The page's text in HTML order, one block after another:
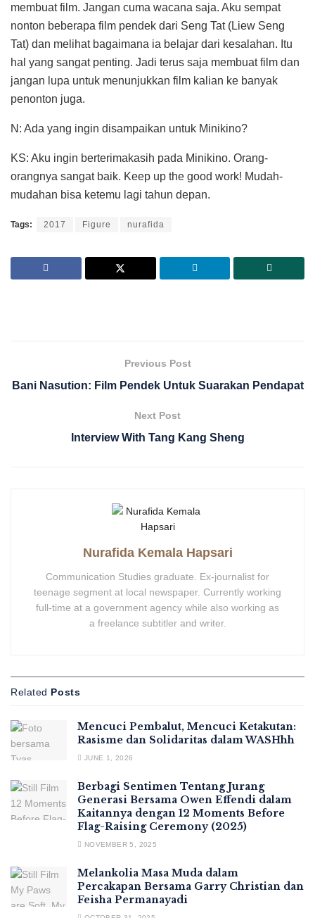
membuat film. Jangan cuma wacana saja. Aku sempat
nonton beberapa film pendek dari Seng Tat (Liew Seng
Tat) dan melihat bagaimana ia belajar dari kesalahan. Itu
hal yang sangat penting. Jadi terus saja membuat film dan
jangan lupa untuk menunjukkan film kalian ke banyak
penonton juga.
N: Ada yang ingin disampaikan untuk Minikino?
KS: Aku ingin berterimakasih pada Minikino. Orang-
orangnya sangat baik. Keep up the good work! Mudah-
mudahan bisa ketemu lagi tahun depan.
Tags: 2017 Figure nurafida
Previous Post
Bani Nasution: Film Pendek Untuk Suarakan Pendapat
Next Post
Interview With Tang Kang Sheng
Nurafida Kemala Hapsari
Communication Studies graduate. Ex-journalist for
teenage segment at local newspaper. Currently working
full-time at a government agency while also working as
a freelance subtitler and writer.
Related Posts
Mencuci Pembalut, Mencuci Ketakutan:
Rasisme dan Solidaritas dalam WASHhh
JUNE 1, 2026
Berbagi Sentimen Tentang Jurang
Generasi Bersama Owen Effendi dalam
Kaitannya dengan 12 Moments Before
Flag-Raising Ceremony (2025)
NOVEMBER 5, 2025
Melankolia Masa Muda dalam
Percakapan Bersama Garry Christian dan
Feisha Permanayadi